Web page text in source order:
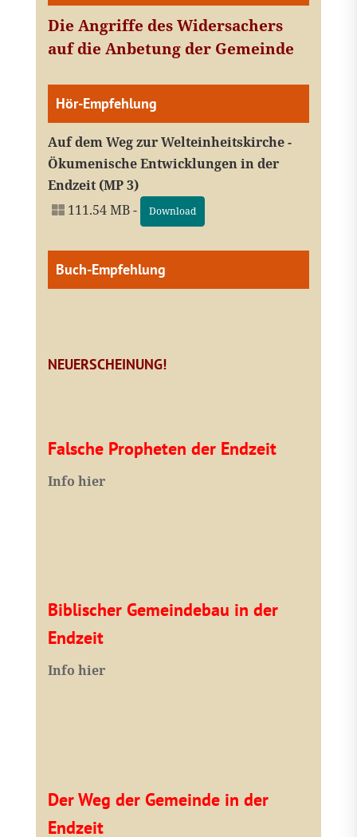
Die Angriffe des Widersachers
auf die Anbetung der Gemeinde
Hör-Empfehlung
Auf dem Weg zur Welteinheitskirche -
Ökumenische Entwicklungen in der
Endzeit (MP 3)
111.54 MB -
Download
Buch-Empfehlung
NEUERSCHEINUNG!
Falsche Propheten der Endzeit
Info hier
Biblischer Gemeindebau in der
Endzeit
Info hier
Der Weg der Gemeinde in der
Endzeit